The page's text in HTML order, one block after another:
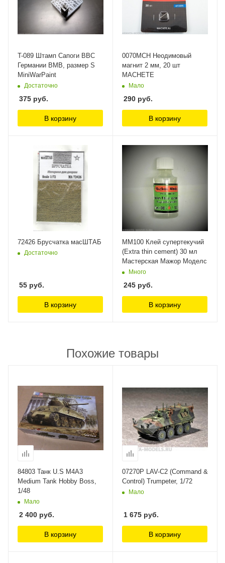
T-089 Штамп Сапоги ВВС
Германии ВМВ, размер S
MiniWarPaint
Достаточно
375 руб.
В корзину
0070MCH Неодимовый
магнит 2 мм, 20 шт
MACHETE
Мало
290 руб.
В корзину
72426 Брусчатка масШТАБ
Достаточно
55 руб.
В корзину
ММ100 Клей супертекучий
(Extra thin cement) 30 мл
Мастерская Мажор Моделс
Много
245 руб.
В корзину
Похожие товары
84803 Танк U.S M4A3
Medium Tank Hobby Boss,
1/48
Мало
2 400 руб.
В корзину
07270P LAV-C2 (Command &
Control) Trumpeter, 1/72
Мало
1 675 руб.
В корзину